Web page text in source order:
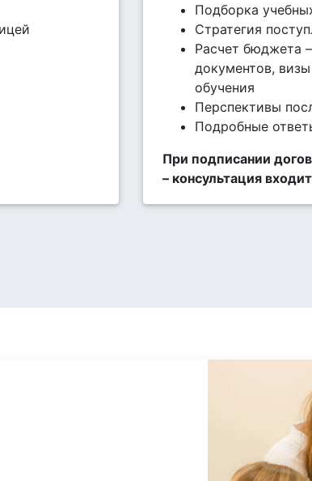
Подборка
Стратегия
Расчет бюджета
документов,
обучения
Перспективы
Подробные
При подписании
– консультация